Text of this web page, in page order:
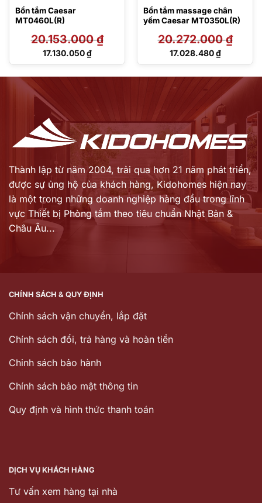
Bồn tắm Caesar
MT0460L(R)
20.153.000₫
Giá
17.130.050₫
Giá
Bồn tắm massage chân
yếm Caesar MT0350L(R)
20.272.000₫
Giá
20.272.000 ₫.
17.028.480₫
Giá
17.028.480 ₫.
Thành lập từ năm 2004, trải qua hơn 21 năm phát triển,
được sự ủng hộ của khách hàng, Kidohomes hiện nay
là một trong những doanh nghiệp hàng đầu trong lĩnh
vực Thiết bị Phòng tắm theo tiêu chuẩn Nhật Bản &
Châu Âu...
CHÍNH SÁCH & QUY ĐỊNH
Chính sách vận chuyển, lắp đặt
Chính sách đổi, trả hàng và hoàn tiền
Chinh sách bảo hành
Chính sách bảo mật thông tin
Quy định và hình thức thanh toán
DỊCH VỤ KHÁCH HÀNG
Tư vấn xem hàng tại nhà